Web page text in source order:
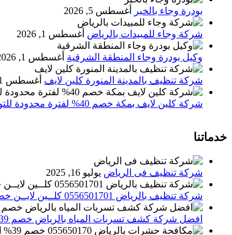
بودرة وجاء بالخبر أغسطس 5, 2026
شركة وجاء للمبيدات بالرياض أغسطس 1, 2026
وكيل بودرة وجاء المنطقة الشرقية أغسطس 1, 2026
شركة تنظيف بالمدينة المنورة كلين لايف أغسطس 1, 2026
شركة كلين لايف بمكة خصم 40% لفترة محدودة للتواصل 0552071750 نصلك اينما كنت
خدماتنا
شركة تنظيف فى الرياض يوليو 16, 2025
شركة تنظيف بالرياض 0556501701 كلــين لايــن خصم 39% تنظيف وتعقيم المنازل باحدث الاجهزة
افضل شركة كشف تسربات المياه بالرياض خصم 39% اطلب الان 0556501701‬‏ – تقارير معتمدة